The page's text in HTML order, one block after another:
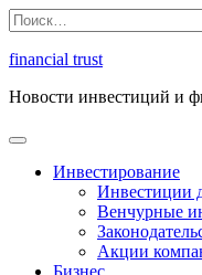
Перейти
к
содержимому
Найти:
financial trust
Новости инвестиций и
Инвестирование
Инвестиции
Венчурные
Акции
Бизнес